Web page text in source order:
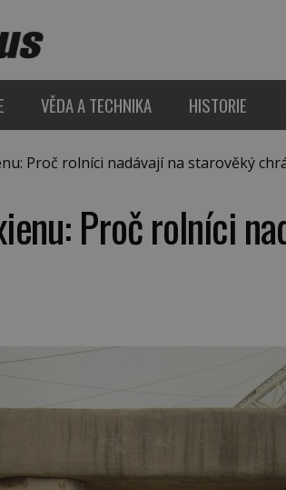
VĚDA A TECHNIKA HISTORIE
Proč rolníci nadávají na starověký
Proč rolníci